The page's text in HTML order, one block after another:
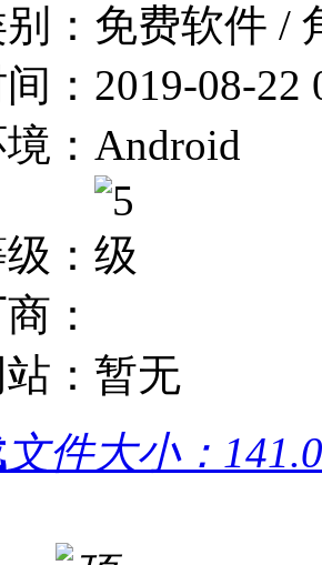
： 免费软件 /
： 2019-08-22
： Android
：
：
： 暂无
文件大小：